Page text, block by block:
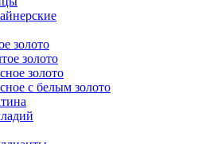
золото
золото
золото
с белым золото